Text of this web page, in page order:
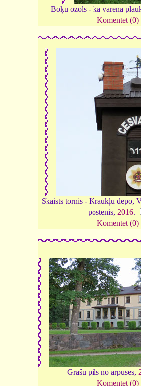
Boķu ozols - kā varena
Komentēt (0)
Skaists tornis - Kraukļu depo,
postenis, 2016.
Komentēt (0)
Grašu pils no ārpuses,
Komentēt (0)